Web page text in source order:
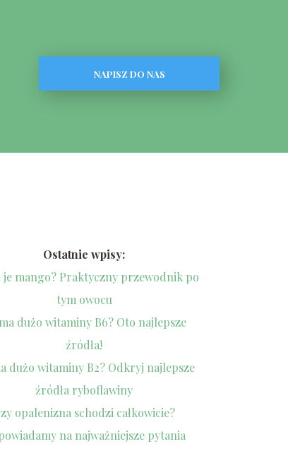
NAPISZ DO NAS
Ostatnie wpisy:
je mango? Praktyczny przewodnik po
tym owocu
dużo witaminy B6? Oto najlepsze
źródła!
dużo witaminy B2? Odkryj najlepsze
źródła ryboflawiny
opalenizna schodzi całkowicie?
na najważniejsze pytania